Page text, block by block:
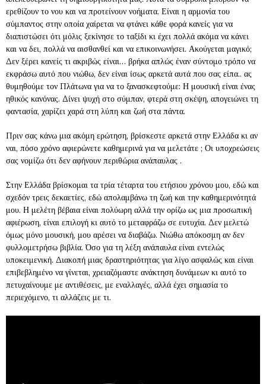
ερεθίζουν το νου και να προτείνουν νοήματα. Είναι η αρμονία του
σύμπαντος στην οποία χαίρεται να φτάνει κάθε φορά κανείς για να
διαπιστώσει ότι μόλις ξεκίνησε το ταξίδι κι έχει πολλά ακόμα να κάνει
και να δει, πολλά να αισθανθεί και να επικοινωνήσει. Ακούγεται μαγικό;
Δεν ξέρει κανείς τι ακριβώς είναι… βρήκα απλώς έναν σύντομο τρόπο να
εκφράσω αυτό που νιώθω, δεν είναι ίσως αρκετά αυτά που σας είπα.. ας
θυμηθούμε τον Πλάτωνα για να το ξανασκεφτούμε: Η μουσική είναι ένας
ηθικός κανόνας. Δίνει ψυχή στο σύμπαν, φτερά στη σκέψη, απογειώνει τη
φαντασία, χαρίζει χαρά στη λύπη και ζωή στα πάντα.
Πριν σας κάνω μια ακόμη ερώτηση, βρίσκεστε αρκετά στην Ελλάδα κι αν
ναι, πόσο χρόνο αφιερώνετε καθημερινά για να μελετάτε ; Οι υποχρεώσεις
σας νομίζω ότι δεν αφήνουν περιθώρια ανάπαυλας .
Στην Ελλάδα βρίσκομαι τα τρία τέταρτα του ετήσιου χρόνου μου, εδώ και
σχεδόν τρεις δεκαετίες, εδώ απολαμβάνω τη ζωή και την καθημερινότητά
μου. Η μελέτη βέβαια είναι πολύωρη αλλά την ορίζω ως μια προσωπική
αφιέρωση, είναι επιλογή κι αυτό το μεταφράζω σε ευτυχία. Δεν μελετώ
όμως μόνο μουσική, μου αρέσει να διαβάζω. Νιώθω απόκοσμη αν δεν
φυλλομετρήσω βιβλία. Όσο για τη λέξη ανάπαυλα είναι εντελώς
υποκειμενική. Διακοπή μιας δραστηριότητας για λίγο ασφαλώς και είναι
επιβεβλημένο να γίνεται, χρειαζόμαστε ανάκτηση δυνάμεων κι αυτό το
πετυχαίνουμε με αντιθέσεις, με εναλλαγές, αλλά έχει σημασία το
περιεχόμενο, τι αλλάζεις με τι.